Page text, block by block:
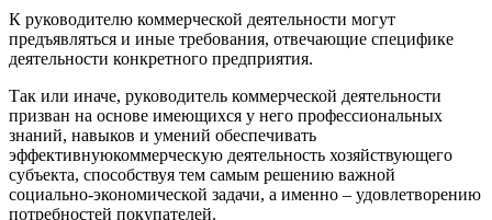
К руководителю коммерческой деятельности могут
предъявляться и иные требования, отвечающие специфике
деятельности конкретного предприятия.
Так или иначе, руководитель коммерческой деятельности
призван на основе имеющихся у него профессиональных
знаний, навыков и умений обеспечивать
эффективнуюкоммерческую деятельность хозяйствующего
субъекта, способствуя тем самым решению важной
социально-экономической задачи, а именно – удовлетворению
потребностей покупателей.